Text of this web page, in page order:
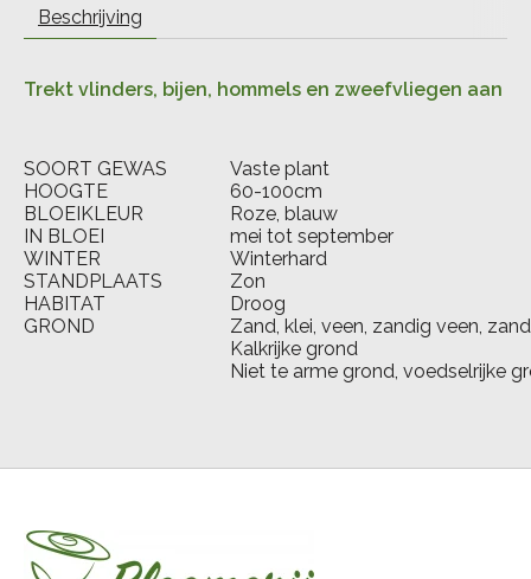
Beschrijving
Trekt vlinders, bijen, hommels en zweefvliegen aan
SOORT GEWAS
Vaste plant
HOOGTE
60-100cm
BLOEIKLEUR
Roze, blauw
IN BLOEI
mei tot september
WINTER
Winterhard
STANDPLAATS
Zon
HABITAT
Droog
GROND
Zand, klei, veen, zandig veen,
Kalkrijke grond
Niet te arme grond, voedselrijke